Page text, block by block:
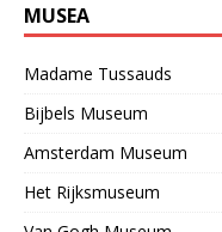
MUSEA
Madame Tussauds
Bijbels Museum
Amsterdam Museum
Het Rijksmuseum